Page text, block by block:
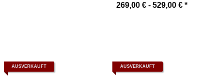
DVB-T2
269,00 € - 529,00 € *
AUSVERKAUFT AUSVERKAUFT